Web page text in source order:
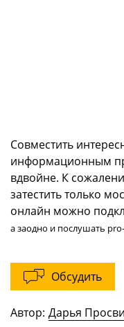
Совместить
информационным
вдвойне. К
затестить только
онлайн можно
а заодно и послушать
Обсудить
Автор: Дарья